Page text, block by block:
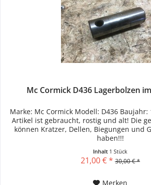
Mc Cormick D436 Lagerbolzen
Marke: Mc Cormick Modell: D436 Baujahr:
Artikel ist gebraucht, rostig und alt! Die
können Kratzer, Dellen, Biegungen und
haben!!!
Inhalt 1 Stück
21,00 € * 30,00 € *
Merken